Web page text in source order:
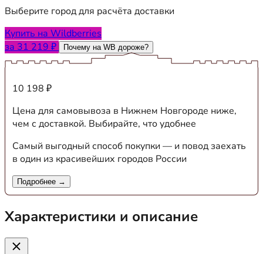
Выберите город для расчёта доставки
Купить на Wildberries
за 31 219 ₽
Почему на WB дороже?
10 198 ₽
Цена для самовывоза в Нижнем Новгороде ниже,
чем с доставкой. Выбирайте, что удобнее
Самый выгодный способ покупки — и повод заехать
в один из красивейших городов России
Подробнее →
Характеристики и описание